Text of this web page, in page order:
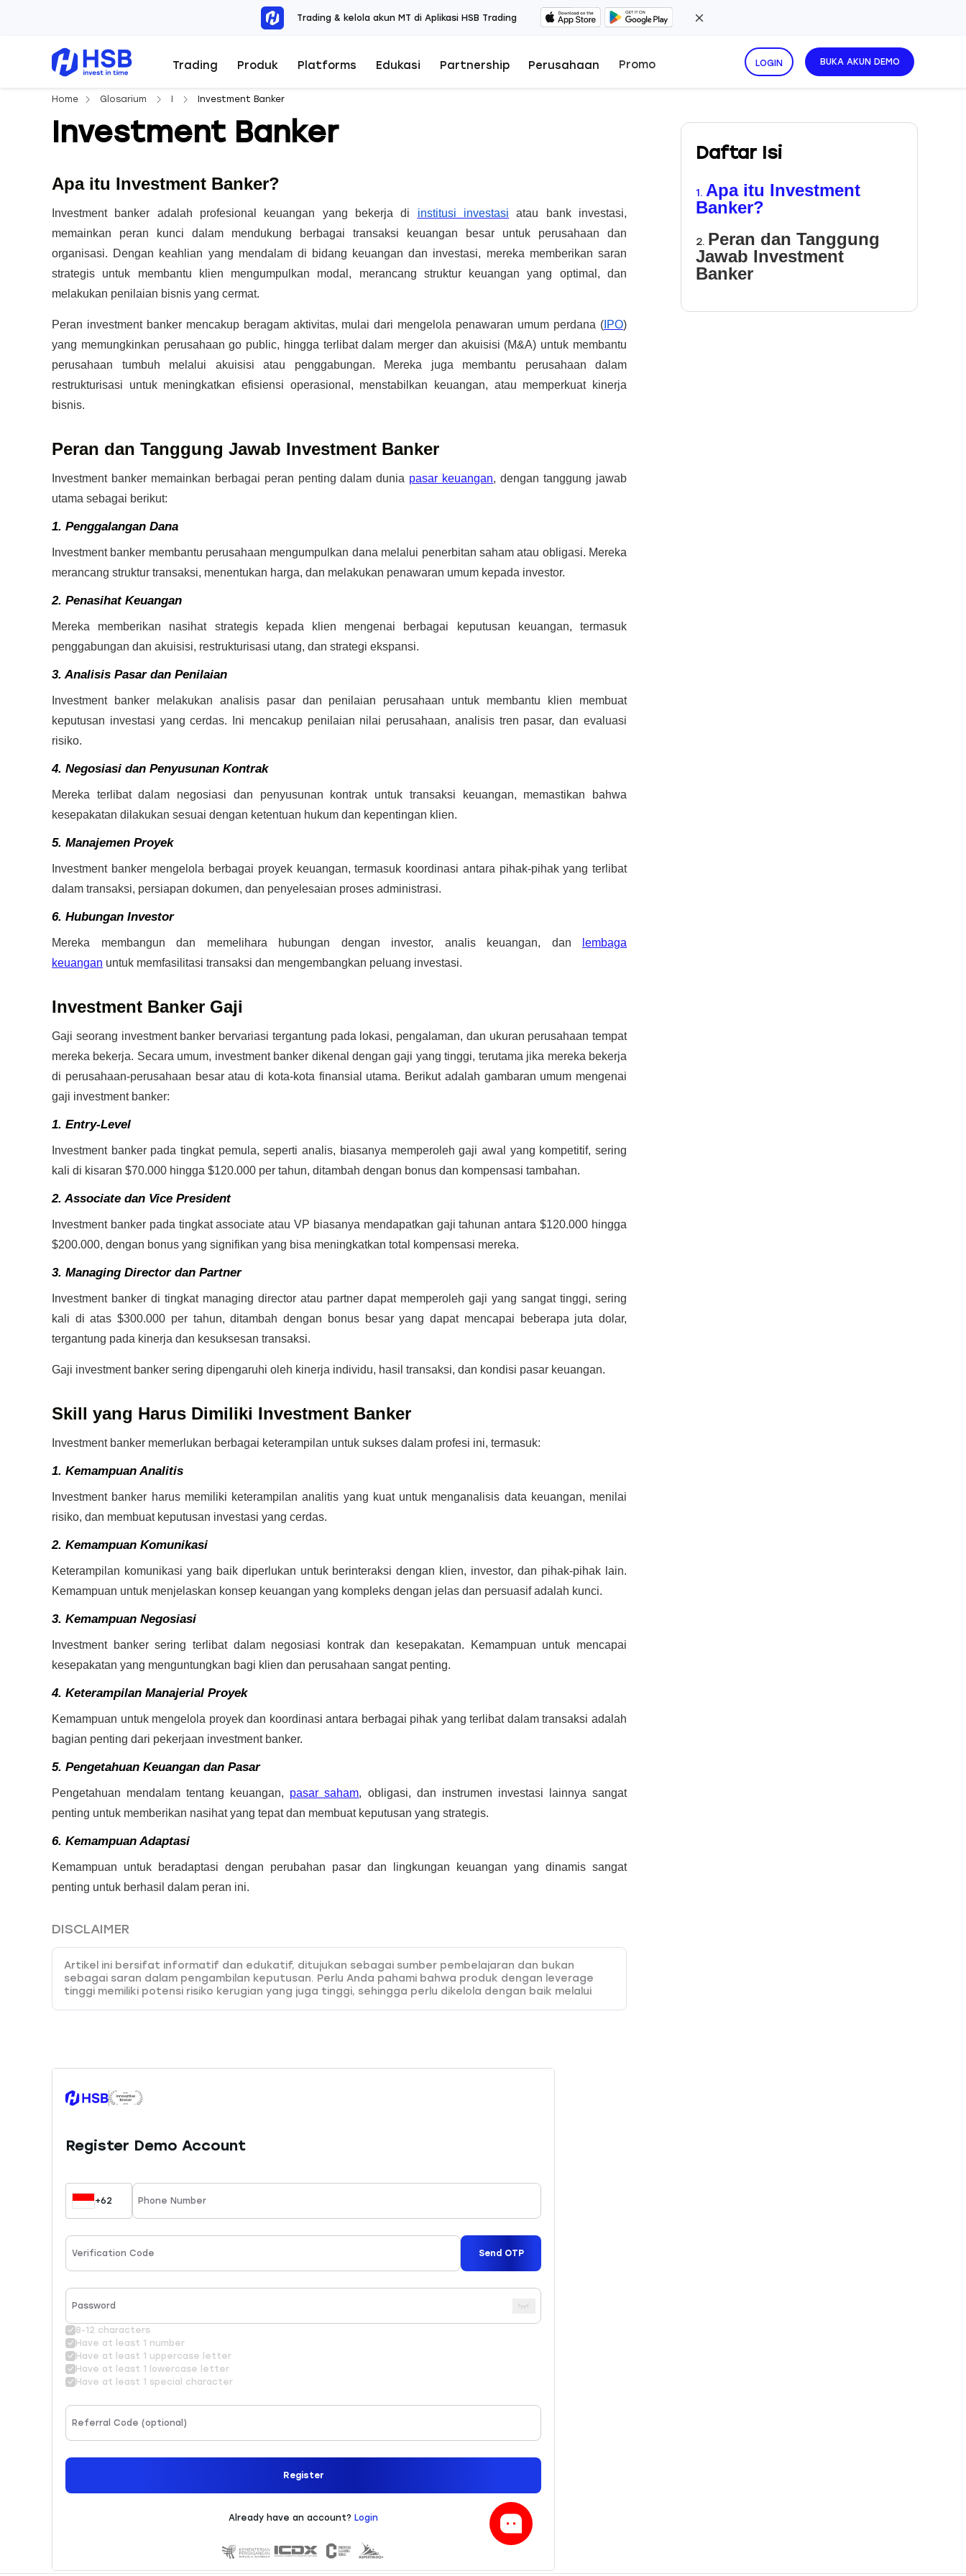
Trading & kelola akun MT di Aplikasi HSB Trading
Trading Produk Platforms Edukasi Partnership Perusahaan Promo LOGIN BUKA AKUN DEMO
Home Glosarium Investment Banker
Investment Banker
Apa itu Investment Banker?
Investment banker adalah profesional keuangan yang bekerja di institusi investasi atau bank investasi,
memainkan peran kunci dalam mendukung berbagai transaksi keuangan besar untuk perusahaan dan
organisasi. Dengan keahlian yang mendalam di bidang keuangan dan investasi, mereka memberikan saran
strategis untuk membantu klien mengumpulkan modal, merancang struktur keuangan yang optimal, dan
melakukan penilaian bisnis yang cermat.
Peran investment banker mencakup beragam aktivitas, mulai dari mengelola penawaran umum perdana ( IPO)
yang memungkinkan perusahaan go public, hingga terlibat dalam merger dan akuisisi (M&A) untuk membantu
perusahaan tumbuh melalui akuisisi atau penggabungan. Mereka juga membantu perusahaan dalam
restrukturisasi untuk meningkatkan efisiensi operasional, menstabilkan keuangan, atau memperkuat kinerja
bisnis.
Peran dan Tanggung Jawab Investment Banker
Investment banker memainkan berbagai peran penting dalam dunia pasar keuangan, dengan tanggung jawab
utama sebagai berikut:
1. Penggalangan Dana
Investment banker membantu perusahaan mengumpulkan dana melalui penerbitan saham atau obligasi. Mereka
merancang struktur transaksi, menentukan harga, dan melakukan penawaran umum kepada investor.
2. Penasihat Keuangan
Mereka memberikan nasihat strategis kepada klien mengenai berbagai keputusan keuangan, termasuk
penggabungan dan akuisisi, restrukturisasi utang, dan strategi ekspansi.
3. Analisis Pasar dan Penilaian
Investment banker melakukan analisis pasar dan penilaian perusahaan untuk membantu klien membuat
keputusan investasi yang cerdas. Ini mencakup penilaian nilai perusahaan, analisis tren pasar, dan evaluasi
risiko.
4. Negosiasi dan Penyusunan Kontrak
Mereka terlibat dalam negosiasi dan penyusunan kontrak untuk transaksi keuangan, memastikan bahwa
kesepakatan dilakukan sesuai dengan ketentuan hukum dan kepentingan klien.
5. Manajemen Proyek
Investment banker mengelola berbagai proyek keuangan, termasuk koordinasi antara pihak-pihak yang terlibat
dalam transaksi, persiapan dokumen, dan penyelesaian proses administrasi.
6. Hubungan Investor
Mereka membangun dan memelihara hubungan dengan investor, analis keuangan, dan
lembaga
keuangan untuk memfasilitasi transaksi dan mengembangkan peluang investasi.
Investment Banker Gaji
Gaji seorang investment banker bervariasi tergantung pada lokasi, pengalaman, dan ukuran perusahaan tempat
mereka bekerja. Secara umum, investment banker dikenal dengan gaji yang tinggi, terutama jika mereka bekerja
di perusahaan-perusahaan besar atau di kota-kota finansial utama. Berikut adalah gambaran umum mengenai
gaji investment banker:
1. Entry-Level
Investment banker pada tingkat pemula, seperti analis, biasanya memperoleh gaji awal yang kompetitif, sering
kali di kisaran $70.000 hingga $120.000 per tahun, ditambah dengan bonus dan kompensasi tambahan.
2. Associate dan Vice President
Investment banker pada tingkat associate atau VP biasanya mendapatkan gaji tahunan antara $120.000 hingga
$200.000, dengan bonus yang signifikan yang bisa meningkatkan total kompensasi mereka.
3. Managing Director dan Partner
Investment banker di tingkat managing director atau partner dapat memperoleh gaji yang sangat tinggi, sering
kali di atas $300.000 per tahun, ditambah dengan bonus besar yang dapat mencapai beberapa juta dolar,
tergantung pada kinerja dan kesuksesan transaksi.
Gaji investment banker sering dipengaruhi oleh kinerja individu, hasil transaksi, dan kondisi pasar keuangan.
Skill yang Harus Dimiliki Investment Banker
Investment banker memerlukan berbagai keterampilan untuk sukses dalam profesi ini, termasuk:
1. Kemampuan Analitis
Investment banker harus memiliki keterampilan analitis yang kuat untuk menganalisis data keuangan, menilai
risiko, dan membuat keputusan investasi yang cerdas.
2. Kemampuan Komunikasi
Keterampilan komunikasi yang baik diperlukan untuk berinteraksi dengan klien, investor, dan pihak-pihak lain.
Kemampuan untuk menjelaskan konsep keuangan yang kompleks dengan jelas dan persuasif adalah kunci.
3. Kemampuan Negosiasi
Investment banker sering terlibat dalam negosiasi kontrak dan kesepakatan. Kemampuan untuk mencapai
kesepakatan yang menguntungkan bagi klien dan perusahaan sangat penting.
4. Keterampilan Manajerial Proyek
Kemampuan untuk mengelola proyek dan koordinasi antara berbagai pihak yang terlibat dalam transaksi adalah
bagian penting dari pekerjaan investment banker.
5. Pengetahuan Keuangan dan Pasar
Pengetahuan mendalam tentang keuangan, pasar saham, obligasi, dan instrumen investasi lainnya sangat
penting untuk memberikan nasihat yang tepat dan membuat keputusan yang strategis.
6. Kemampuan Adaptasi
Kemampuan untuk beradaptasi dengan perubahan pasar dan lingkungan keuangan yang dinamis sangat
penting untuk berhasil dalam peran ini.
Daftar Isi
1. Apa itu Investment
Banker?
2. Peran dan Tanggung
Jawab Investment
Banker
DISCLAIMER
Artikel ini bersifat informatif dan edukatif, ditujukan sebagai sumber pembelajaran dan bukan
sebagai saran dalam pengambilan keputusan. Perlu Anda pahami bahwa produk dengan leverage
tinggi memiliki potensi risiko kerugian yang juga tinggi, sehingga perlu dikelola dengan baik melalui